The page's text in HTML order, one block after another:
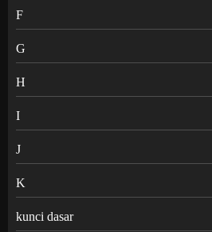
F
G
H
I
J
K
kunci dasar